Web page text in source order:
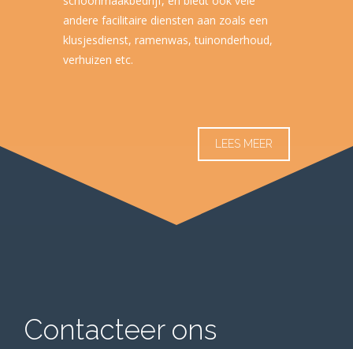
andere facilitaire diensten aan zoals een
klusjesdienst, ramenwas, tuinonderhoud,
verhuizen etc.
LEES MEER
Contacteer ons